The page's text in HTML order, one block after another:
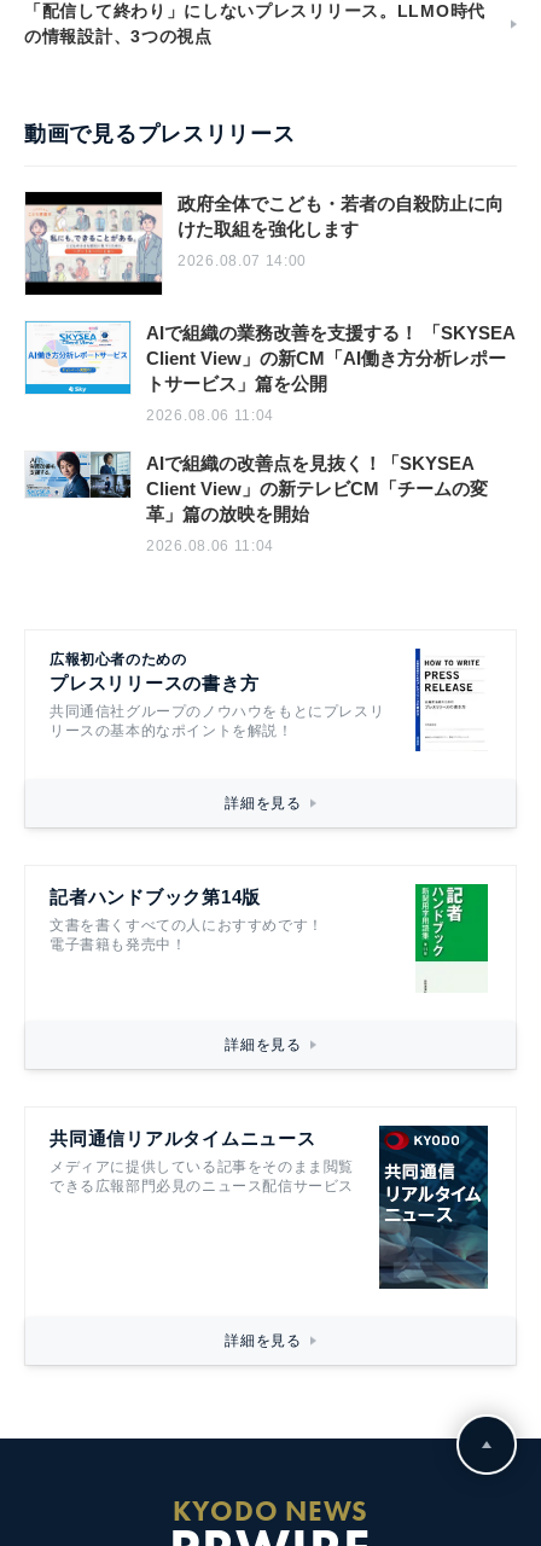
「配信して終わり」にしないプレスリリース。LLMO時代
の情報設計、3つの視点
動画で見るプレスリリース
政府全体でこども・若者の自殺防止に向
けた取組を強化します
2026.08.07 14:00
AIで組織の業務改善を支援する！ 「SKYSEA
Client View」の新CM「AI働き方分析レポー
トサービス」篇を公開
2026.08.06 11:04
AIで組織の改善点を見抜く！「SKYSEA
Client View」の新テレビCM「チームの変
革」篇の放映を開始
2026.08.06 11:04
広報初心者のための
プレスリリースの書き方
共同通信社グループのノウハウをもとにプレスリ
リースの基本的なポイントを解説！
詳細を見る
記者ハンドブック第14版
文書を書くすべての人におすすめです！
電子書籍も発売中！
詳細を見る
共同通信リアルタイムニュース
メディアに提供している記事をそのまま閲覧
できる広報部門必見のニュース配信サービス
詳細を見る
KYODO NEWS